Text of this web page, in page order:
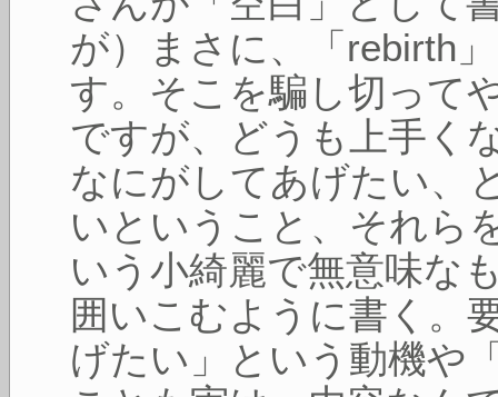
が）まさに、「rebirth
す。そこを騙し切って
ですが、どうも上手く
なにがしてあげたい、
いということ、それら
いう小綺麗で無意味な
囲いこむように書く。
げたい」という動機や